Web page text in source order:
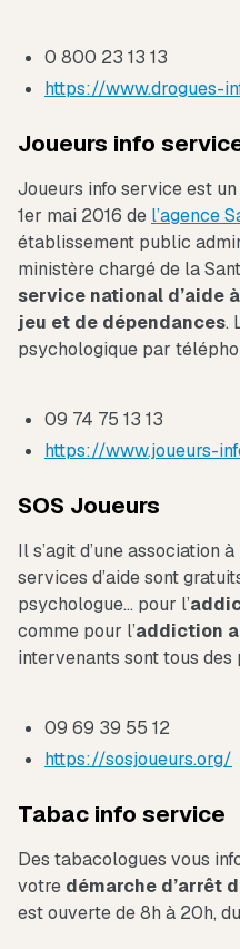
0 800 23 13 13
https://www.drogues-
Joueurs info
Joueurs info service est
1er mai 2016 de l’agence
établissement public
ministère chargé de la
service national d’aide
jeu et de dépendances.
psychologique par
09 74 75 13 13
https://www.joueurs-
SOS Joueurs
Il s’agit d’une association
services d’aide sont
psychologue… pour l’
comme pour l’addiction
intervenants sont tous
09 69 39 55 12
https://sosjoueurs.org/
Tabac info service
Des tabacologues vous
votre démarche d’arrêt
est ouverte de 8h à 20h,